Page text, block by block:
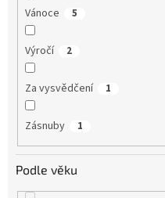
Vánoce 5
Výročí 2
Za vysvědčení 1
Zásnuby 1
Podle věku